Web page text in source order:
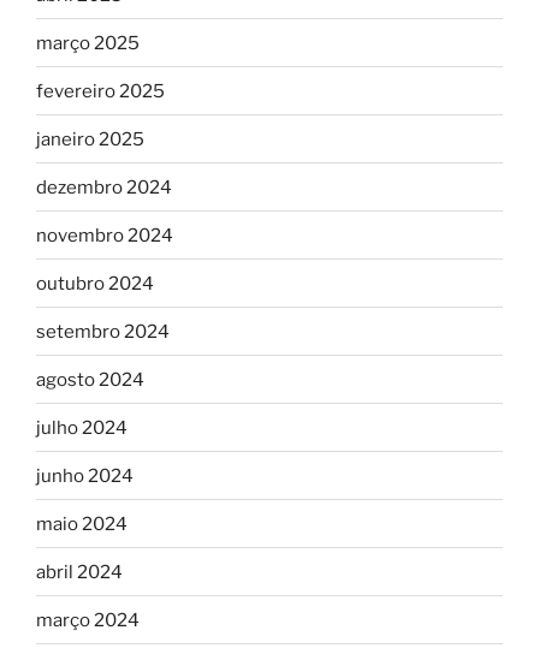
março 2025
fevereiro 2025
janeiro 2025
dezembro 2024
novembro 2024
outubro 2024
setembro 2024
agosto 2024
julho 2024
junho 2024
maio 2024
abril 2024
março 2024